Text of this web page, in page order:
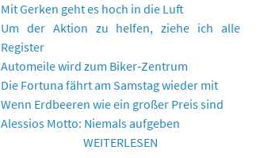
Mit Gerken geht es hoch in die Luft
Um der Aktion zu helfen, ziehe ich alle
Register
Automeile wird zum Biker-Zentrum
Die Fortuna fährt am Samstag wieder mit
Wenn Erdbeeren wie ein großer Preis sind
Alessios Motto: Niemals aufgeben
WEITERLESEN